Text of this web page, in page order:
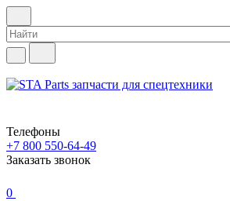
Телефоны
+7 800 550-64-49
Заказать звонок
0